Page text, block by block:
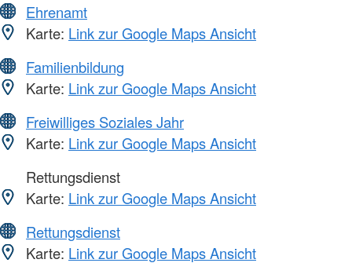
Ehrenamt
Karte: Link zur Google Maps Ansicht
Familienbildung
Karte: Link zur Google Maps Ansicht
Freiwilliges Soziales Jahr
Karte: Link zur Google Maps Ansicht
Rettungsdienst
Karte: Link zur Google Maps Ansicht
Rettungsdienst
Karte: Link zur Google Maps Ansicht